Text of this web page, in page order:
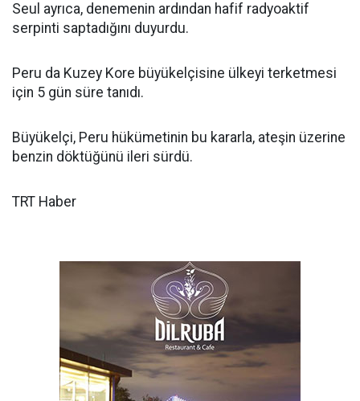
Seul ayrıca, denemenin ardından hafif radyoaktif
serpinti saptadığını duyurdu.
Peru da Kuzey Kore büyükelçisine ülkeyi terketmesi
için 5 gün süre tanıdı.
Büyükelçi, Peru hükümetinin bu kararla, ateşin üzerine
benzin döktüğünü ileri sürdü.
TRT Haber